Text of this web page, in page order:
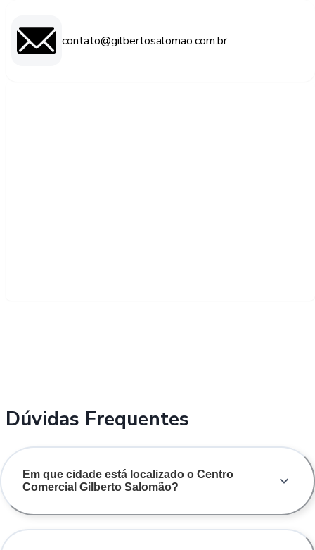
contato@gilbertosalomao.com.br
Dúvidas Frequentes
Em que cidade está localizado o Centro
Comercial Gilberto Salomão?